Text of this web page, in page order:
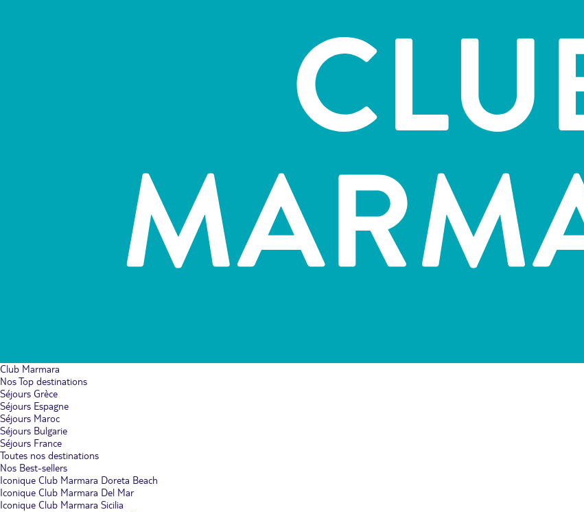
Club Marmara
Nos Top destinations
Séjours Grèce
Séjours Espagne
Séjours Maroc
Séjours Bulgarie
Séjours France
Toutes nos destinations
Nos Best-sellers
Iconique Club Marmara Doreta Beach
Iconique Club Marmara Del Mar
Iconique Club Marmara Sicilia